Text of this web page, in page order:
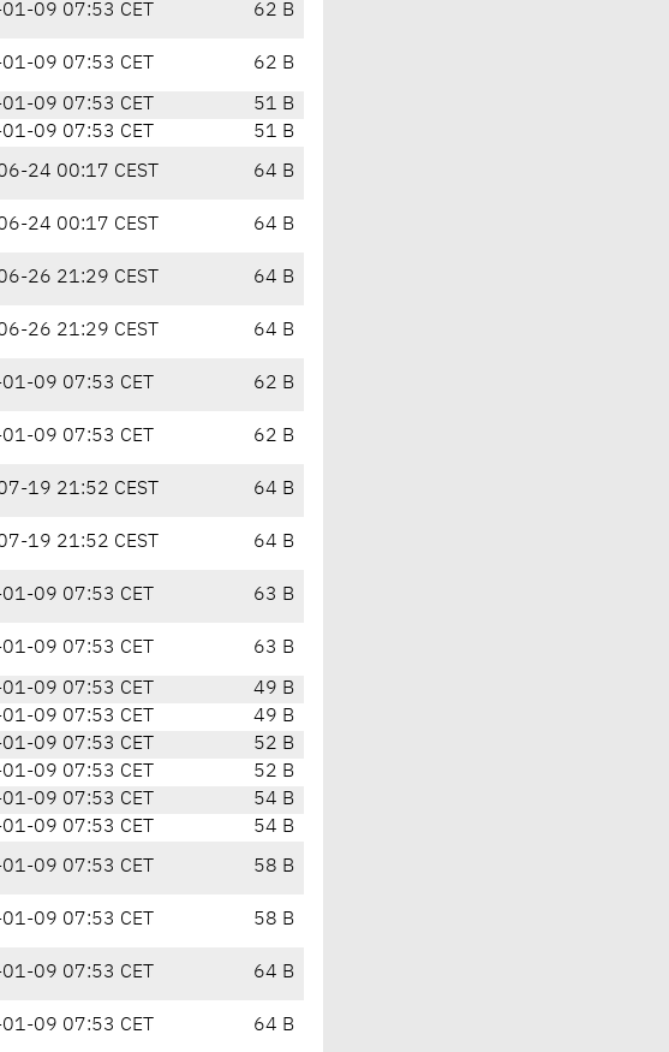
09 07:53 CET 62 B
09 07:53 CET 62 B
09 07:53 CET
51 B
09 07:53 CET
51 B
24 00:17 CEST 64 B
24 00:17 CEST 64 B
26 21:29 CEST 64 B
26 21:29 CEST 64 B
09 07:53 CET 62 B
09 07:53 CET 62 B
19 21:52 CEST 64 B
19 21:52 CEST 64 B
09 07:53 CET 63 B
09 07:53 CET 63 B
09 07:53 CET
49 B
09 07:53 CET
49 B
09 07:53 CET
52 B
09 07:53 CET
52 B
09 07:53 CET
54 B
09 07:53 CET
54 B
09 07:53 CET 58 B
09 07:53 CET 58 B
09 07:53 CET 64 B
09 07:53 CET 64 B